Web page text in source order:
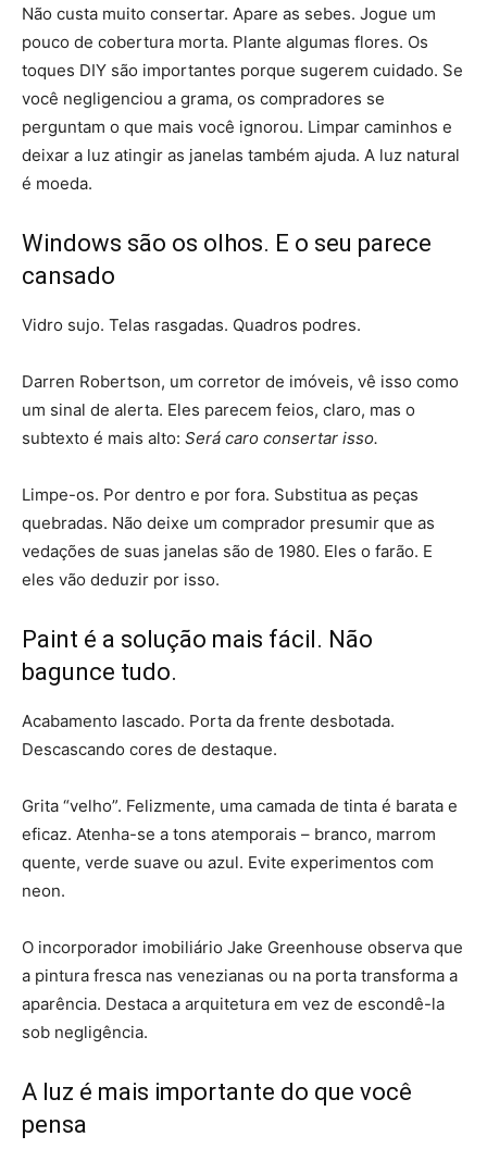
Não custa muito consertar. Apare as sebes. Jogue um
pouco de cobertura morta. Plante algumas flores. Os
toques DIY são importantes porque sugerem cuidado. Se
você negligenciou a grama, os compradores se
perguntam o que mais você ignorou. Limpar caminhos e
deixar a luz atingir as janelas também ajuda. A luz natural
é moeda.
Windows são os olhos. E o seu parece
cansado
Vidro sujo. Telas rasgadas. Quadros podres.
Darren Robertson, um corretor de imóveis, vê isso como
um sinal de alerta. Eles parecem feios, claro, mas o
subtexto é mais alto: Será caro consertar isso.
Limpe-os. Por dentro e por fora. Substitua as peças
quebradas. Não deixe um comprador presumir que as
vedações de suas janelas são de 1980. Eles o farão. E
eles vão deduzir por isso.
Paint é a solução mais fácil. Não
bagunce tudo.
Acabamento lascado. Porta da frente desbotada.
Descascando cores de destaque.
Grita “velho”. Felizmente, uma camada de tinta é barata e
eficaz. Atenha-se a tons atemporais – branco, marrom
quente, verde suave ou azul. Evite experimentos com
neon.
O incorporador imobiliário Jake Greenhouse observa que
a pintura fresca nas venezianas ou na porta transforma a
aparência. Destaca a arquitetura em vez de escondê-la
sob negligência.
A luz é mais importante do que você
pensa